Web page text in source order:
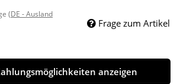
(DE - Ausland
Frage zum Artikel
anzeigen